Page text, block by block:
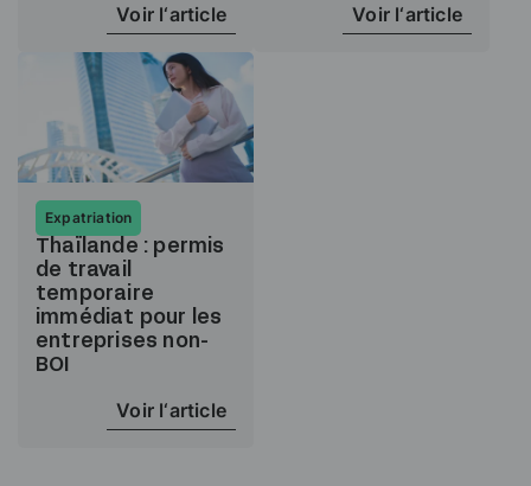
Voir l‘article Voir l‘article
Expatriation
Thaïlande : permis
de travail
temporaire
immédiat pour les
entreprises non-
BOI
Voir l‘article